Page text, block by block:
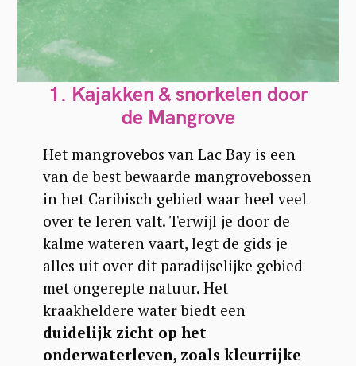
1. Kajakken & snorkelen door
de Mangrove
Het mangrovebos van Lac Bay is een
van de best bewaarde mangrovebossen
in het Caribisch gebied waar heel veel
over te leren valt. Terwijl je door de
kalme wateren vaart, legt de gids je
alles uit over dit paradijselijke gebied
met ongerepte natuur. Het
kraakheldere water biedt een
duidelijk zicht op het
onderwaterleven, zoals kleurrijke